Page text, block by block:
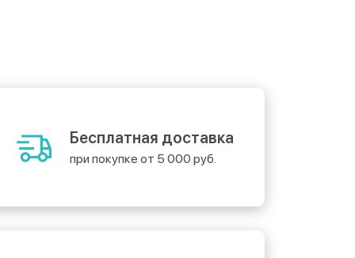
Бесплатная доставка
при покупке от 5 000 руб.